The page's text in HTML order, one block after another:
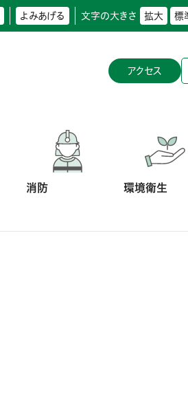
よみあげる 文字の大きさ 拡大 標
アクセス
消防 環境衛生